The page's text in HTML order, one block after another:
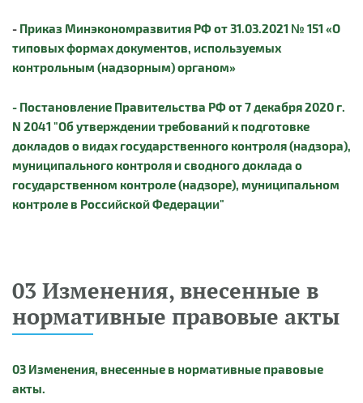
- Приказ Минэкономразвития РФ от 31.03.2021 № 151 «О
типовых формах документов, используемых
контрольным (надзорным) органом»
- Постановление Правительства РФ от 7 декабря 2020 г.
N 2041 "Об утверждении требований к подготовке
докладов о видах государственного контроля (надзора),
муниципального контроля и сводного доклада о
государственном контроле (надзоре), муниципальном
контроле в Российской Федерации"
03 Изменения, внесенные в
нормативные правовые акты
03 Изменения, внесенные в нормативные правовые
акты.